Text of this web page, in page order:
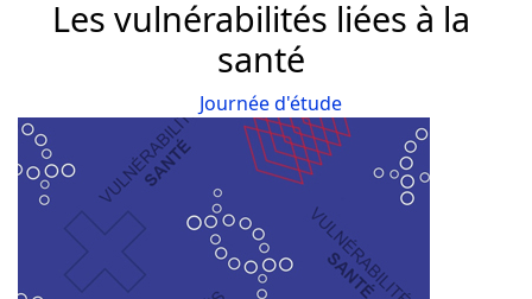
Les vulnérabilités liées à la
santé
Journée d'étude